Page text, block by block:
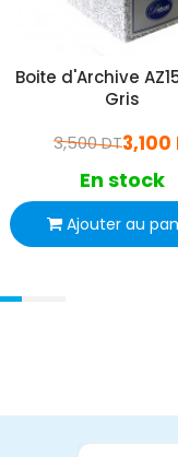
Boite d'Archive
Gris
3,100
3,500 DT
En stock
Ajouter au